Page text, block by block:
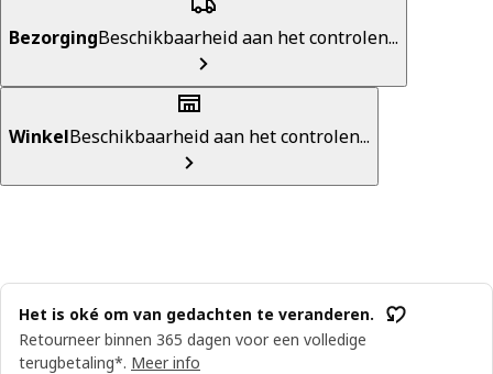
BezorgingBeschikbaarheid aan het controlen...
WinkelBeschikbaarheid aan het controlen...
Het is oké om van gedachten te veranderen.
Retourneer binnen 365 dagen voor een volledige
terugbetaling*. Meer info